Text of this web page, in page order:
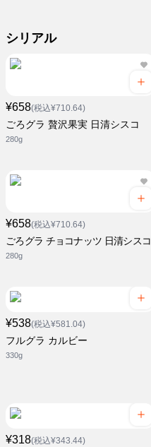
シリアル
¥658(税込¥710.64)
ごろグラ 贅沢果実 日清シスコ
280g
¥658(税込¥710.64)
ごろグラ チョコナッツ 日清シスコ
280g
¥538(税込¥581.04)
フルグラ カルビー
330g
¥318(税込¥343.44)